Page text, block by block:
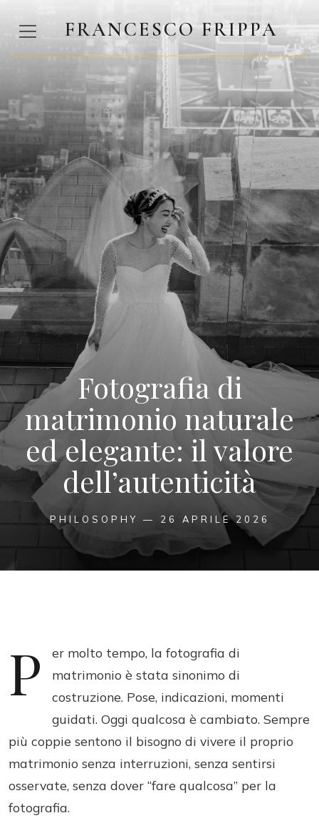
FRANCESCO FRIPPA
Fotografia di
matrimonio naturale
ed elegante: il valore
dell’autenticità
PHILOSOPHY — 26 APRILE 2026
P
er molto tempo, la fotografia di
matrimonio è stata sinonimo di
costruzione. Pose, indicazioni, momenti
guidati. Oggi qualcosa è cambiato. Sempre
più coppie sentono il bisogno di vivere il proprio
matrimonio senza interruzioni, senza sentirsi
osservate, senza dover “fare qualcosa” per la
fotografia.